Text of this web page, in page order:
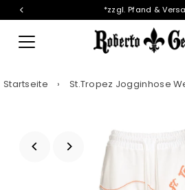
Direkt zum Inhalt
*zzgl. Pfand &
Startseite › St.Tropez Jogginhose